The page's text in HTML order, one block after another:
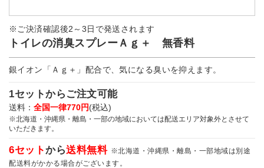
※ご決済確認後2～3日で発送されます
トイレの消臭スプレーＡｇ＋ 無香料
銀イオン「Ａｇ＋」配合で、気になる臭いを抑えます。
1セットからご注文可能
送料： 全国一律770円(税込)
※北海道・沖縄県・離島・一部の地域においては配送エリア対象外とさせて
いただきます。
6セットから送料無料 ※北海道・沖縄県・離島・一部地域は別途
配送料がかかる場合がございます。